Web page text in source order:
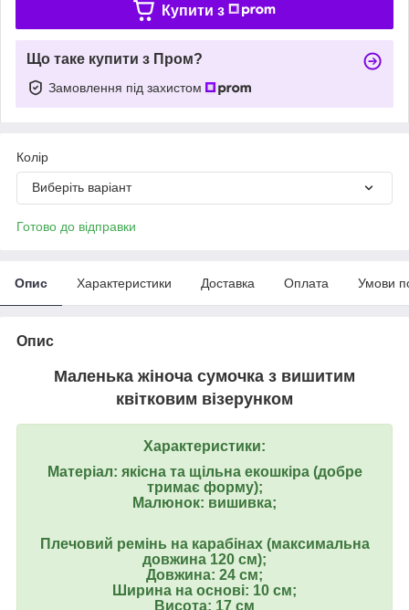
Купити з
Що таке купити з Пром?
Замовлення під захистом
Колір
Виберіть варіант
Готово до відправки
Опис Характеристики Доставка Оплата Умови
Опис
Маленька жіноча сумочка з вишитим
квітковим візерунком
Характеристики:
Матеріал: якісна та щільна екошкіра (добре
тримає форму);
Малюнок: вишивка;
Плечовий ремінь на карабінах (максимальна
довжина 120 см);
Довжина: 24 см;
Ширина на основі: 10 см;
Висота: 17 см